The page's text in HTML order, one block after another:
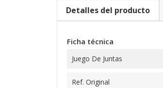
Detalles del producto
Ficha técnica
Juego De Juntas
Ref. Original